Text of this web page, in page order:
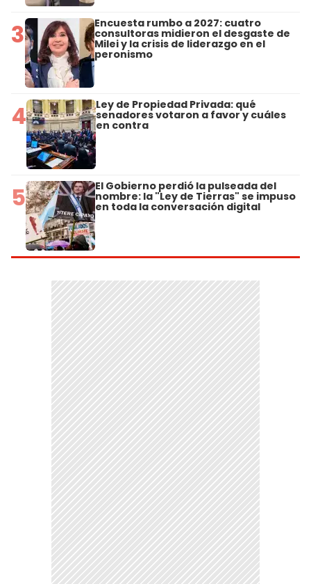
3 Encuesta rumbo a 2027: cuatro
consultoras midieron el desgaste de
Milei y la crisis de liderazgo en el
peronismo
4 Ley de Propiedad Privada: qué
senadores votaron a favor y cuáles
en contra
5 El Gobierno perdió la pulseada del
nombre: la "Ley de Tierras" se impuso
en toda la conversación digital